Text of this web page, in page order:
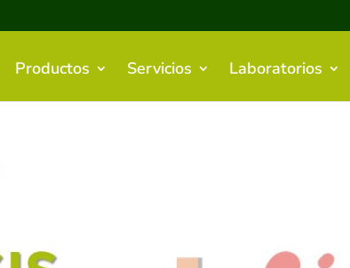
Productos Servicios Laboratorios